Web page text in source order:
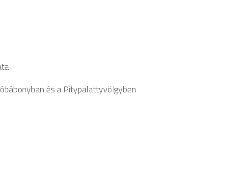
és a Pitypalattyvölgyben